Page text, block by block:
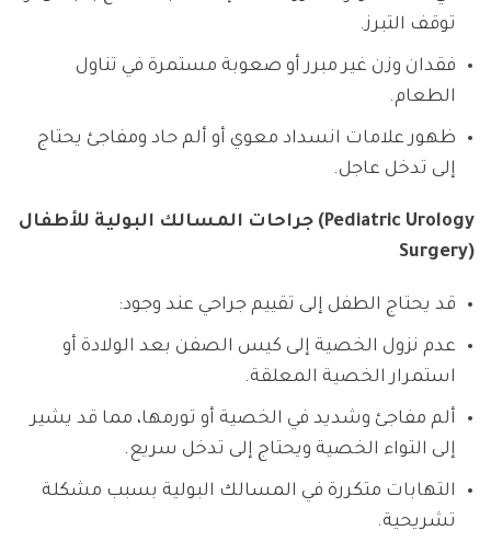
توقف التبرز.
فقدان وزن غير مبرر أو صعوبة مستمرة في تناول
الطعام.
ظهور علامات انسداد معوي أو ألم حاد ومفاجئ يحتاج
إلى تدخل عاجل.
جراحات المسالك البولية للأطفال (Pediatric Urology
Surgery)
قد يحتاج الطفل إلى تقييم جراحي عند وجود:
عدم نزول الخصية إلى كيس الصفن بعد الولادة أو
استمرار الخصية المعلقة.
ألم مفاجئ وشديد في الخصية أو تورمها، مما قد يشير
إلى التواء الخصية ويحتاج إلى تدخل سريع.
التهابات متكررة في المسالك البولية بسبب مشكلة
تشريحية.